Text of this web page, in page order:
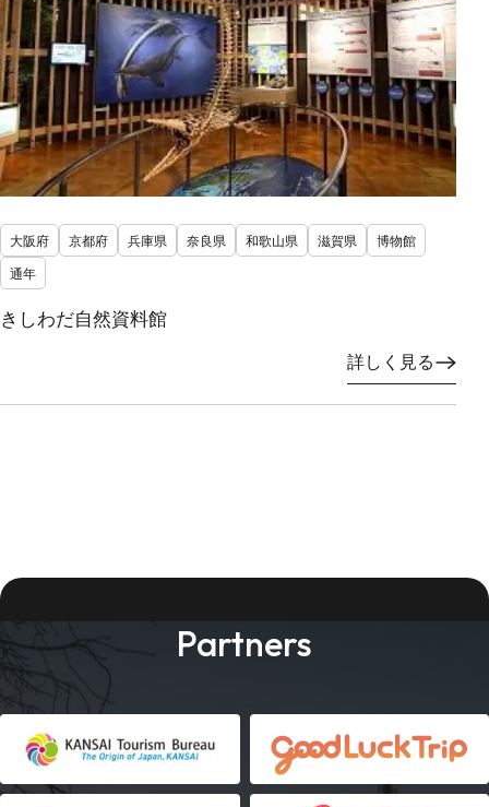
大阪府 京都府 兵庫県 奈良県 和歌山県 滋賀県
博物館
通年
きしわだ自然資料館
詳しく見る
Partners